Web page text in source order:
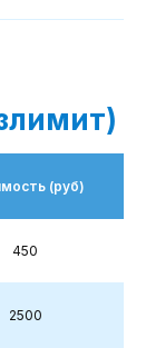
(руб)
450
2500